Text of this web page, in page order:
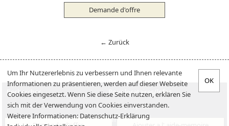
Demande d'offre
← Zurück
Rechercher
Pour locataires/Infos
Offre
Pour propriétaire
Verkaufen
Emplois
Um Ihr Nutzererlebnis zu verbessern und Ihnen relevante
Informationen zu präsentieren, werden auf dieser Webseite
Cookies eingesetzt. Wenn Sie diese Seite nutzen, erklären Sie
sich mit der Verwendung von Cookies einverstanden.
Weitere Informationen: Datenschutz-Erklärung